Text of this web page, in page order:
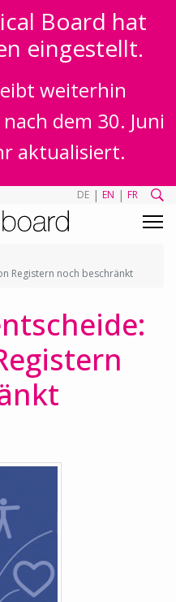
Board hat
eingestellt.
weiterhin
dem 30. Juni
aktualisiert.
DE | EN | FR
Registern noch beschränkt